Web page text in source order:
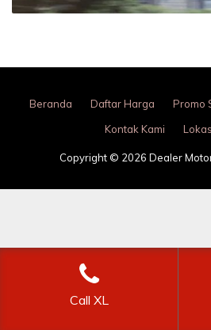
Beranda Daftar Harga Promo
Kontak Kami
Copyright © 2026 Dealer
Call XL